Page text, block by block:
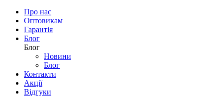
Про нас
Оптовикам
Гарантія
Блог
Блог
Новини
Блог
Контакти
Акції
Відгуки